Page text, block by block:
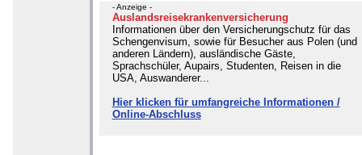
- Anzeige -
Auslandsreisekrankenversicherung
Informationen über den Versicherungschutz für das
Schengenvisum, sowie für Besucher aus Polen (und
anderen Ländern), ausländische Gäste,
Sprachschüler, Aupairs, Studenten, Reisen in die
USA, Auswanderer...
Hier klicken für umfangreiche Informationen /
Online-Abschluss